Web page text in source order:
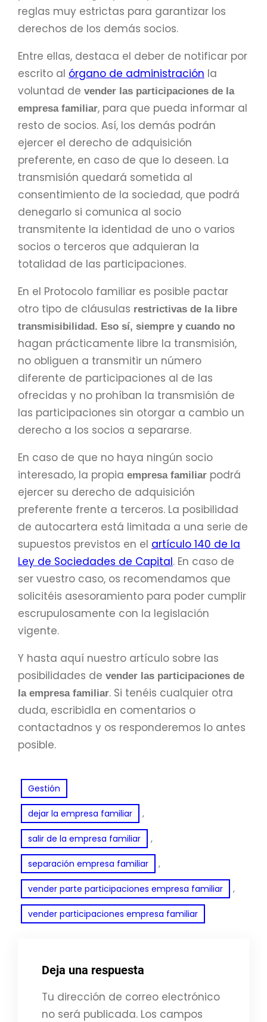
reglas muy estrictas para garantizar los
derechos de los demás socios.
Entre ellas, destaca el deber de notificar por
escrito al órgano de administración la
voluntad de vender las participaciones de la
empresa familiar, para que pueda informar al
resto de socios. Así, los demás podrán
ejercer el derecho de adquisición
preferente, en caso de que lo deseen. La
transmisión quedará sometida al
consentimiento de la sociedad, que podrá
denegarlo si comunica al socio
transmitente la identidad de uno o varios
socios o terceros que adquieran la
totalidad de las participaciones.
En el Protocolo familiar es posible pactar
otro tipo de cláusulas restrictivas de la libre
transmisibilidad. Eso sí, siempre y cuando no
hagan prácticamente libre la transmisión,
no obliguen a transmitir un número
diferente de participaciones al de las
ofrecidas y no prohíban la transmisión de
las participaciones sin otorgar a cambio un
derecho a los socios a separarse.
En caso de que no haya ningún socio
interesado, la propia empresa familiar podrá
ejercer su derecho de adquisición
preferente frente a terceros. La posibilidad
de autocartera está limitada a una serie de
supuestos previstos en el artículo 140 de la
Ley de Sociedades de Capital. En caso de
ser vuestro caso, os recomendamos que
solicitéis asesoramiento para poder cumplir
escrupulosamente con la legislación
vigente.
Y hasta aquí nuestro artículo sobre las
posibilidades de vender las participaciones de
la empresa familiar. Si tenéis cualquier otra
duda, escribidla en comentarios o
contactadnos y os responderemos lo antes
posible.
Gestión
dejar la empresa familiar ,
salir de la empresa familiar ,
separación empresa familiar ,
vender parte participaciones empresa familiar ,
vender participaciones empresa familiar
Deja una respuesta
Tu dirección de correo electrónico
no será publicada. Los campos